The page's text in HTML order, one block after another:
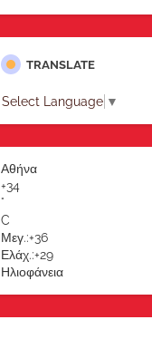
TRANSLATE
Select Language ▼
Αθήνα
+34
°
C
Μεγ.:+36
Ελάχ.:+29
Ηλιοφάνεια